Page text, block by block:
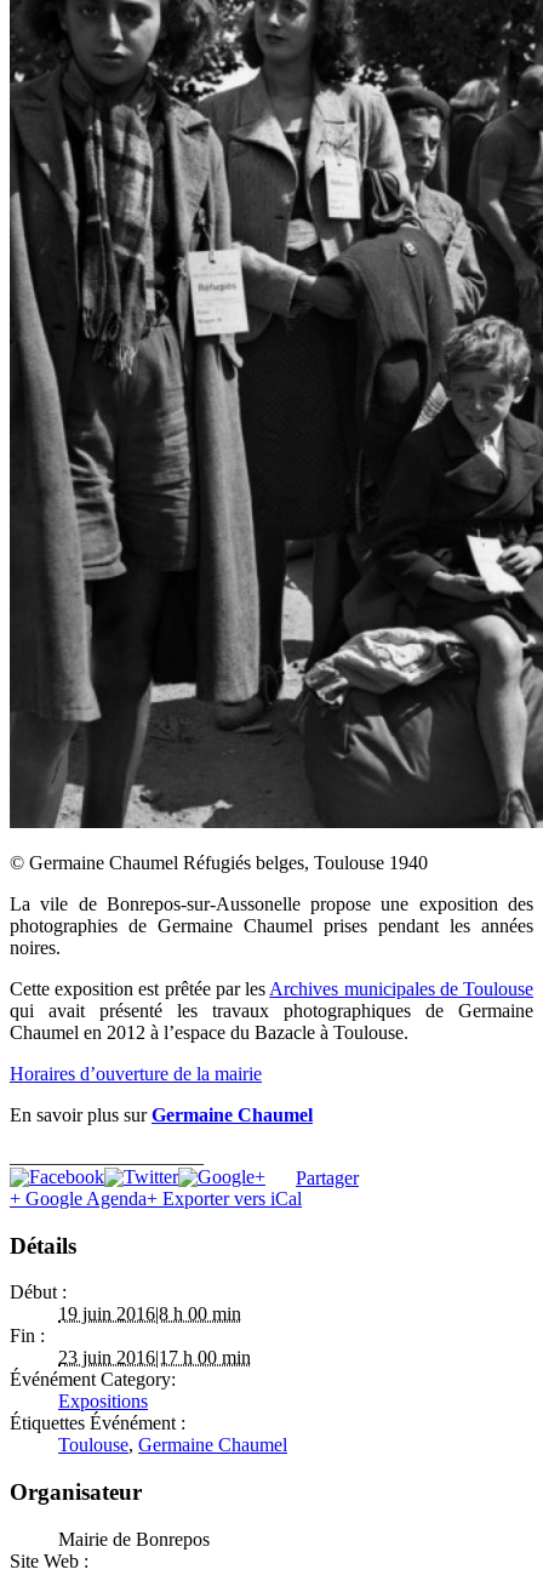
© Germaine Chaumel Réfugiés belges, Toulouse 1940
La vile de Bonrepos-sur-Aussonelle propose une exposition des
photographies de Germaine Chaumel prises pendant les années
noires.
Cette exposition est prêtée par les Archives municipales de Toulouse
qui avait présenté les travaux photographiques de Germaine
Chaumel en 2012 à l’espace du Bazacle à Toulouse.
Horaires d’ouverture de la mairie
En savoir plus surGermaine Chaumel
Partager
+ Google Agenda+ Exporter vers iCal
Détails
Début :
19 juin 2016|8 h 00 min
Fin :
23 juin 2016|17 h 00 min
Événément Category:
Expositions
Étiquettes Événément :
Toulouse, Germaine Chaumel
Organisateur
Mairie de Bonrepos
Site Web :